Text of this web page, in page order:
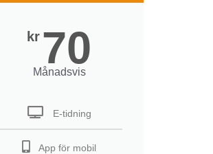
kr 70
Månadsvis
E-tidning
App för mobil